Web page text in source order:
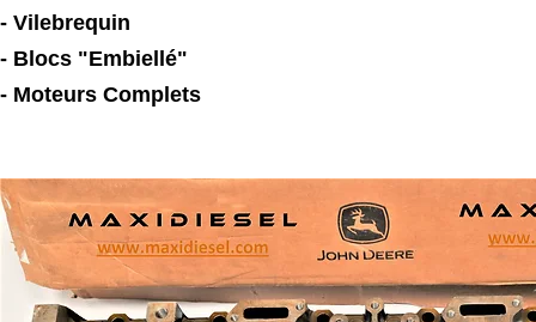
- Vilebrequin
- Blocs "Embiellé"
- Moteurs Complets